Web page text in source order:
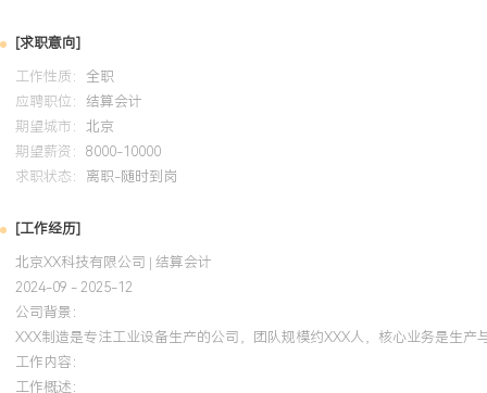
培训经历
2024-09 -2025-12
202X年获得注册会计师证书，将专业知识应用于公司税务筹划与审
申报策略与合规检查，年度节税XXX万元，提升财务报表可信度与
成功通过ISO认证及多次融资尽调。
[求职意向]
工作性质： 全职
应聘职位： 结算会计
期望城市： 北京
期望薪资： 8000-10000
求职状态： 离职-随时到岗
[工作经历]
北京XX科技有限公司 | 结算会计
2024-09 - 2025-12
公司背景：
XXX制造是专注工业设备生产的公司，团队规模约XXX人，核心业务是生
工作内容：
工作概述：